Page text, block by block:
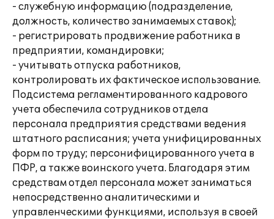
- служебную информацию (подразделение,
должность, количество занимаемых ставок);
- регистрировать продвижение работника в
предприятии, командировки;
- учитывать отпуска работников,
контролировать их фактическое использование.
Подсистема регламентированного кадрового
учета обеспечила сотрудников отдела
персонала предприятия средствами ведения
штатного расписания; учета унифицированных
форм по труду; персонифицированного учета в
ПФР, а также воинского учета. Благодаря этим
средствам отдел персонала может заниматься
непосредственно аналитическими и
управленческими функциями, используя в своей